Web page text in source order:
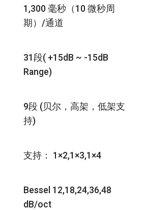
1,300 毫秒（10 微秒周
期）/通道
31段( +15dB ~ -15dB
Range)
9段 (贝尔，高架，低架支
持)
支持： 1×2,1×3,1×4
Bessel 12,18,24,36,48
dB/oct